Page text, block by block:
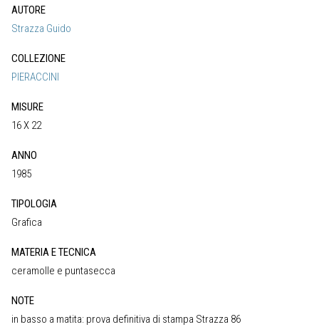
AUTORE
Strazza Guido
COLLEZIONE
PIERACCINI
MISURE
16 X 22
ANNO
1985
TIPOLOGIA
Grafica
MATERIA E TECNICA
ceramolle e puntasecca
NOTE
in basso a matita: prova definitiva di stampa Strazza 86